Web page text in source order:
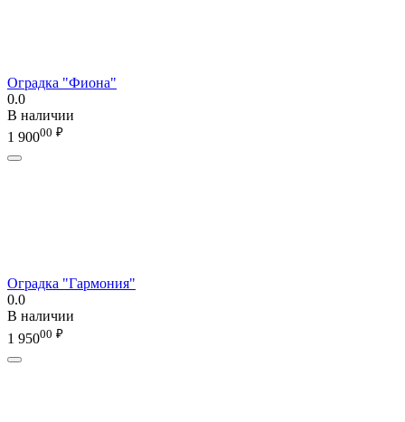
Оградка "Фиона"
0.0
В наличии
1 90000 ₽
Оградка "Гармония"
0.0
В наличии
1 95000 ₽